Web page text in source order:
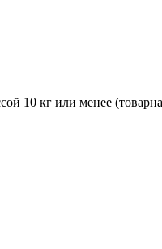
10 кг или менее